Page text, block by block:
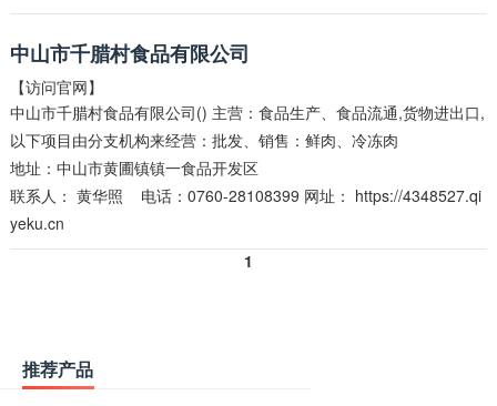
中山市千腊村食品有限公司
【访问官网】
中山市千腊村食品有限公司() 主营：食品生产、食品流通,货物进出口,
以下项目由分支机构来经营：批发、销售：鲜肉、冷冻肉
地址：中山市黄圃镇镇一食品开发区
联系人： 黄华照 电话：0760-28108399 网址： https://4348527.qi
yeku.cn
1
推荐产品